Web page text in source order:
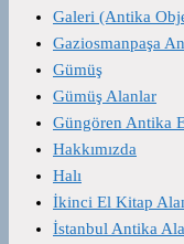
Galeri (Antika
Gaziosmanpaşa
Gümüş
Gümüş Alanlar
Güngören Antika
Hakkımızda
Halı
İkinci El Kitap
İstanbul Antika